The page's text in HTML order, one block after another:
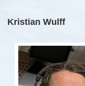
Kristian Wulff